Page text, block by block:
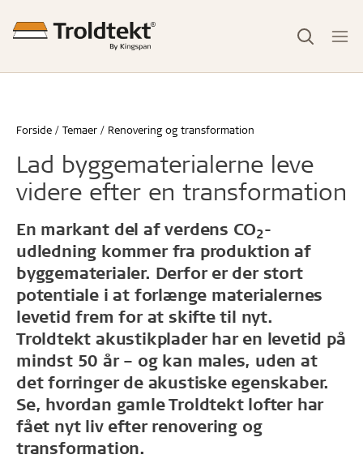
Forside Temaer Renovering og transformation
Lad byggematerialerne leve
videre efter en transformation
En markant del af verdens CO2-
udledning kommer fra produktion af
byggematerialer. Derfor er der stort
potentiale i at forlænge materialernes
levetid frem for at skifte til nyt.
Troldtekt akustikplader har en levetid på
mindst 50 år – og kan males, uden at
det forringer de akustiske egenskaber.
Se, hvordan gamle Troldtekt lofter har
fået nyt liv efter renovering og
transformation.